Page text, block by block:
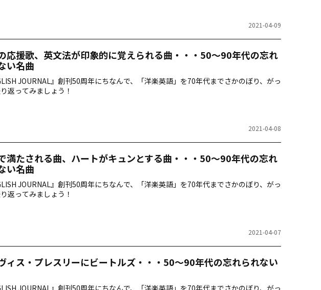
2021-04-09
応援歌、英文法が印象的に覚えられる曲・・・50～90年代の忘れ
い名曲
JOURNAL』創刊50周年にちなんで、「洋楽英語」を70年代までさかのぼり、がっ
返ってみましょう！
2021-04-08
満たされる曲、ハートがキュンとする曲・・・50～90年代の忘れ
い名曲
JOURNAL』創刊50周年にちなんで、「洋楽英語」を70年代までさかのぼり、がっ
返ってみましょう！
2021-04-07
ィス・プレスリーにビートルズ・・・50～90年代の忘れられない